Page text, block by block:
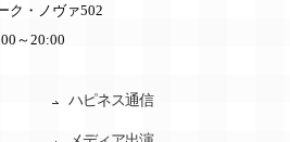
ク・ノヴァ502
～20:00
ハピネス通信